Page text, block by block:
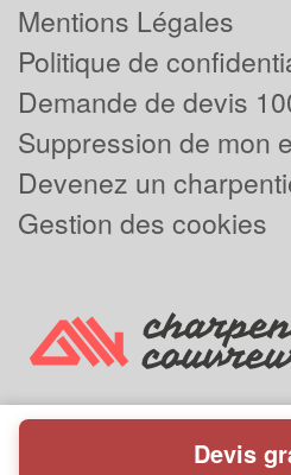
Mentions Légales
Politique de
Demande de devis
Suppression de mon
Devenez un
Gestion des cookies
Powered byPlus
Devis